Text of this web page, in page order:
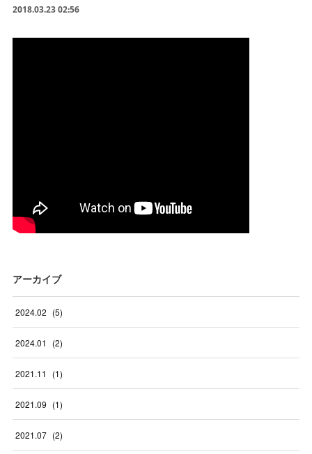
2018.03.23 02:56
アーカイブ
2024.02 (5)
2024.01 (2)
2021.11 (1)
2021.09 (1)
2021.07 (2)